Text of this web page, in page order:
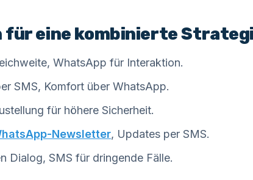
für eine kombinierte
WhatsApp für Interaktion.
SMS, Komfort über WhatsApp.
für höhere Sicherheit.
Newsletter, Updates per SMS.
Dialog, SMS für dringende Fälle.